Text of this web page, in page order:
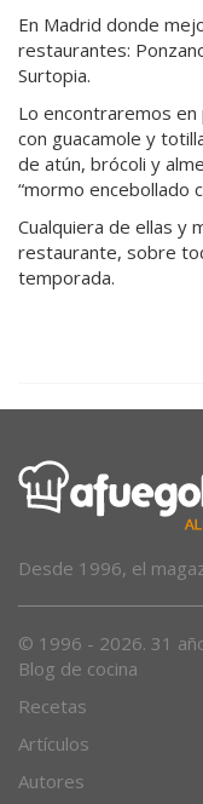
En Madrid donde
restaurantes:
Surtopia.
Lo encontraremos
con guacamole y
de atún, brócoli y
“mormo encebollado
Cualquiera de ellas y
restaurante, sobre
temporada.
Desde 1996, el
© 1996 - 2026. 31
Blog de cocina
Recetas
Artículos
Autores